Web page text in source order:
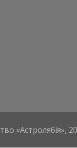
«Астролябія»,